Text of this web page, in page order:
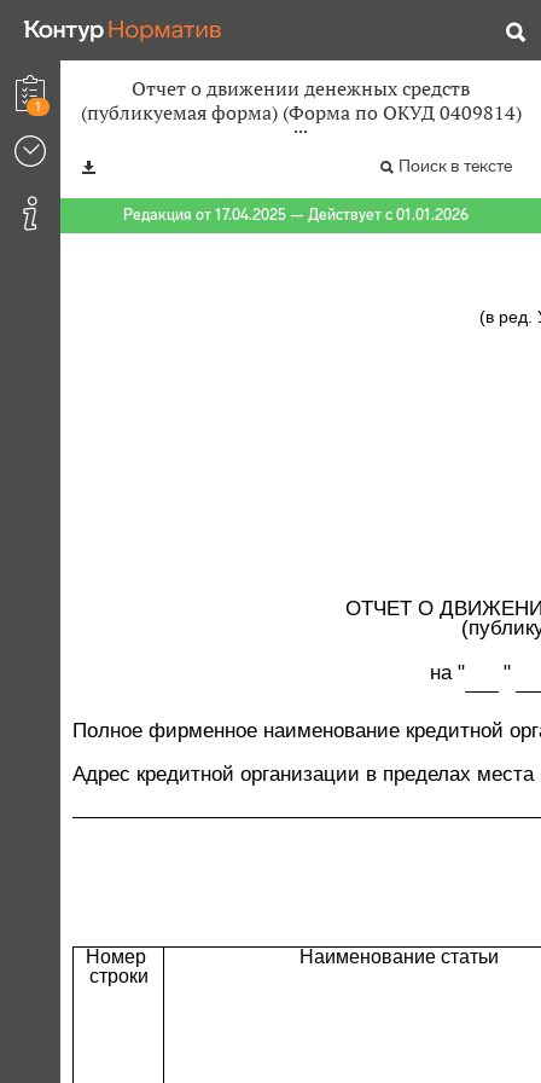
1
Отчет о движении денежных средств
(публикуемая форма) (Форма по ОКУД 0409814)
Поиск в тексте
Редакция от 17.04.2025 — Действует с 01.01.2026
(в ред.
ОТЧЕТ О
на "
"
Полное фирменное наименование кредитной
Адрес кредитной организации в пределах
Номер
строки
Наименование статьи